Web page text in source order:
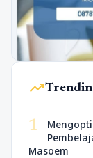
trending_up
1
Masoem